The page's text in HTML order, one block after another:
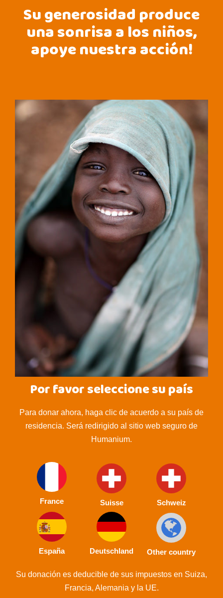
Su generosidad produce
una sonrisa a los niños,
apoye nuestra acción!
Por favor seleccione su país
Para donar ahora, haga clic de acuerdo a su país de
residencia. Será redirigido al sitio web seguro de
Humanium.
France Suisse Schweiz
España Deutschland Other country
Su donación es deducible de sus impuestos en Suiza,
Francia, Alemania y la UE.